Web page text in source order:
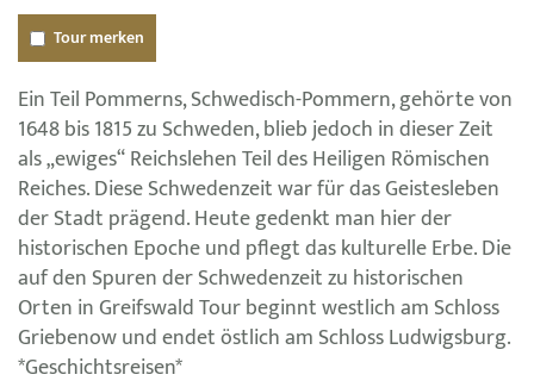
Tour merken
Ein Teil Pommerns, Schwedisch-Pommern, gehörte von
1648 bis 1815 zu Schweden, blieb jedoch in dieser Zeit
als „ewiges“ Reichslehen Teil des Heiligen Römischen
Reiches. Diese Schwedenzeit war für das Geistesleben
der Stadt prägend. Heute gedenkt man hier der
historischen Epoche und pflegt das kulturelle Erbe. Die
auf den Spuren der Schwedenzeit zu historischen
Orten in Greifswald Tour beginnt westlich am Schloss
Griebenow und endet östlich am Schloss Ludwigsburg.
*Geschichtsreisen*